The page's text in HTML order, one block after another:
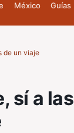
México Guías
de un viaje
sí a las